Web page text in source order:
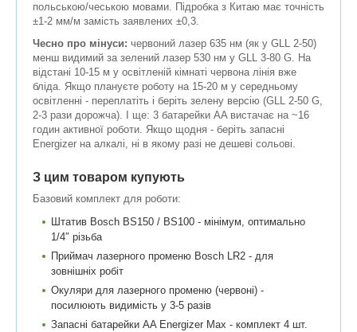
польською/чеською мовами. Підробка з Китаю має точність
±1-2 мм/м замість заявлених ±0,3.
Чесно про мінуси: червоний лазер 635 нм (як у GLL 2-50)
менш видимий за зелений лазер 530 нм у GLL 3-80 G. На
відстані 10-15 м у освітленій кімнаті червона лінія вже
бліда. Якщо плануєте роботу на 15-20 м у середньому
освітленні - переплатіть і беріть зелену версію (GLL 2-50 G,
2-3 рази дорожча). І ще: 3 батарейки AA вистачає на ~16
годин активної роботи. Якщо щодня - беріть запасні
Energizer на алкалі, ні в якому разі не дешеві сольові.
З цим товаром купують
Базовий комплект для роботи:
Штатив Bosch BS150 / BS100 - мінімум, оптимально
1/4″ різьба
Приймач лазерного променю Bosch LR2 - для
зовнішніх робіт
Окуляри для лазерного променю (червоні) -
посилюють видимість у 3-5 разів
Запасні батарейки AA Energizer Max - комплект 4 шт.